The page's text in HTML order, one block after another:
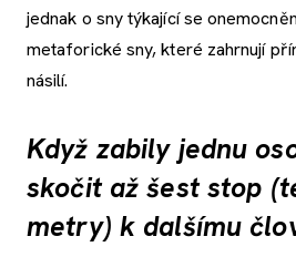
jednak o sny týkající se
metaforické sny, které zahrnují
násilí.
Když zabily jednu
skočit až šest stop
metry) k dalšímu